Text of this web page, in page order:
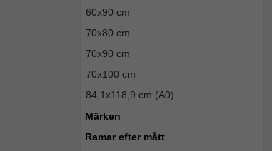
60x90 cm
70x80 cm
70x90 cm
70x100 cm
84,1x118,9 cm (A0)
Märken
Ramar efter mått